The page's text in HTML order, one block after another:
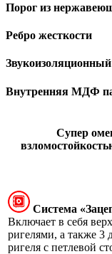
Порог из
Ребро жесткости
Внутренняя МДФ
Супер
Система
Включает в себя
ригелями, а также 3
ригеля с петлевой